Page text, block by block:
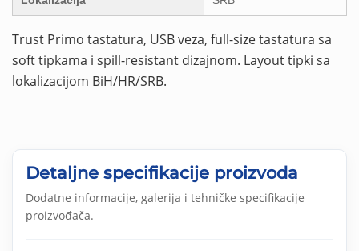
Trust Primo tastatura, USB veza, full-size tastatura sa
soft tipkama i spill-resistant dizajnom. Layout tipki sa
lokalizacijom BiH/HR/SRB.
Detaljne specifikacije proizvoda
Dodatne informacije, galerija i tehničke specifikacije
proizvođača.